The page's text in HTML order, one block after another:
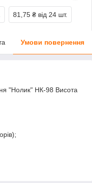
81,75 ₴ від 24 шт.
Умови повернення
"Нолик" НК-98 Висота